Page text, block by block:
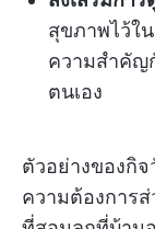
สุขภาพไว้ใ
ความสำคัญ
ตนเอง
ตัวอย่างของกิ
ความต้องการ